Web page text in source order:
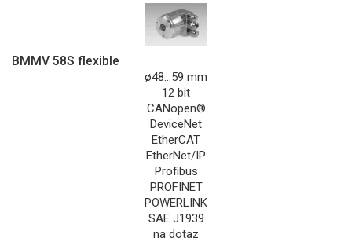
BMMV 58S flexible
ø48...59 mm
12 bit
CANopen®
DeviceNet
EtherCAT
EtherNet/IP
Profibus
PROFINET
POWERLINK
SAE J1939
na dotaz